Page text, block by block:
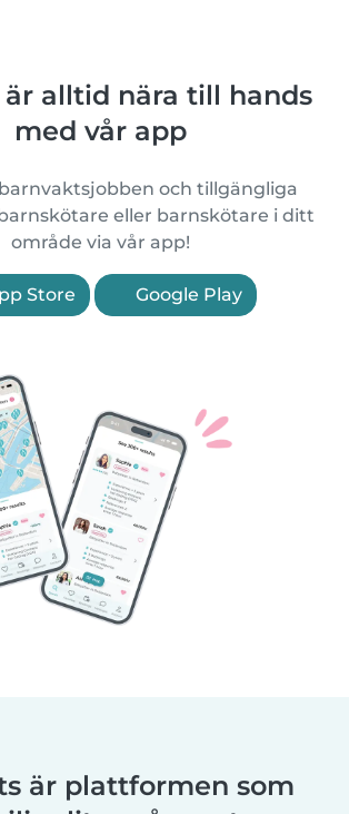
är alltid nära till hands
med vår app
och tillgängliga
eller barnskötare i ditt
område via vår app!
Store Google Play
är plattformen som